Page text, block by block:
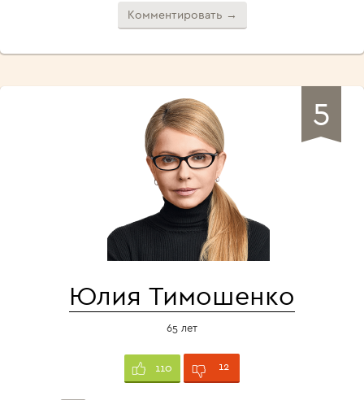
Комментировать →
5
Юлия Тимошенко
65 лет
110 12